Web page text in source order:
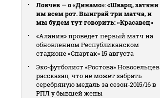
Ловчев — о «Динамо»: «Шварц, заткни
им всем рот. Выиграй три матча, и
мы будем тут говорить: «Красавец»
«Алания» проведет первый матч на
обновленном Республиканском
стадионе «Спартак» 15 августа
Экс‑футболист «Ростова» Новосельцев
рассказал, что не может забрать
серебряную медаль за сезон‑2015/16 в
РПЛ у бывшей жены